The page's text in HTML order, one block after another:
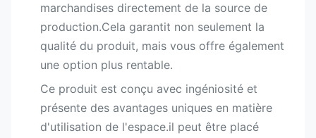
marchandises directement de la source de
production.Cela garantit non seulement la
qualité du produit, mais vous offre également
une option plus rentable.
Ce produit est conçu avec ingéniosité et
présente des avantages uniques en matière
d'utilisation de l'espace.il peut être placé